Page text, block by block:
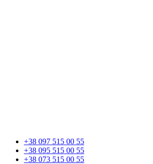
+38 097 515 00 55
+38 095 515 00 55
+38 073 515 00 55